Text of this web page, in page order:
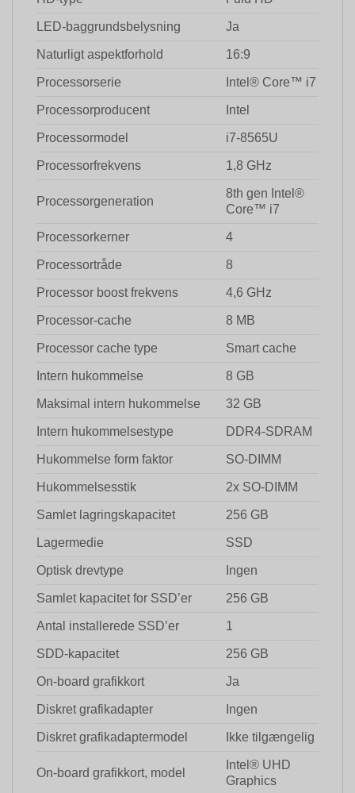
LED-baggrundsbelysning Ja
Naturligt aspektforhold 16:9
Processorserie Intel® Core™ i7
Processorproducent Intel
Processormodel i7-8565U
Processorfrekvens 1,8 GHz
Processorgeneration
8th gen Intel®
Core™ i7
Processorkerner 4
Processortråde 8
Processor boost frekvens 4,6 GHz
Processor-cache 8 MB
Processor cache type Smart cache
Intern hukommelse 8 GB
Maksimal intern hukommelse 32 GB
Intern hukommelsestype DDR4-SDRAM
Hukommelse form faktor SO-DIMM
Hukommelsesstik 2x SO-DIMM
Samlet lagringskapacitet 256 GB
Lagermedie SSD
Optisk drevtype Ingen
Samlet kapacitet for SSD’er 256 GB
Antal installerede SSD’er 1
SDD-kapacitet 256 GB
On-board grafikkort Ja
Diskret grafikadapter Ingen
Diskret grafikadaptermodel Ikke tilgængelig
On-board grafikkort, model
Intel® UHD
Graphics